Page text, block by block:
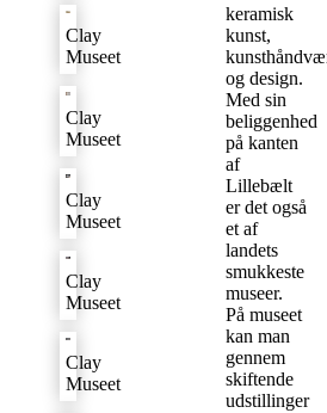
Clay
Museet
Clay
Museet
Clay
Museet
Clay
Museet
Clay
Museet
keramisk
kunst,
og design.
Med sin
beliggenhed
på kanten
af
Lillebælt
er det også
et af
landets
smukkeste
museer.
På museet
kan man
gennem
skiftende
udstillinger